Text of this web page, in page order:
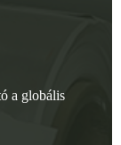
a globális